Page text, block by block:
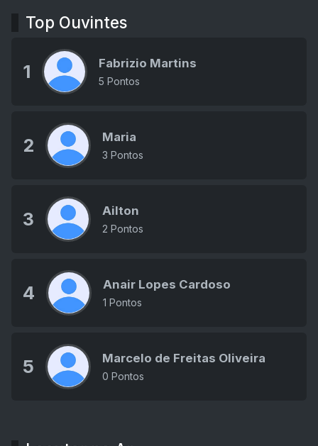
Top Ouvintes
1 Fabrizio Martins
5 Pontos
2 Maria
3 Pontos
3 Ailton
2 Pontos
4 Anair Lopes Cardoso
1 Pontos
5 Marcelo de Freitas Oliveira
0 Pontos